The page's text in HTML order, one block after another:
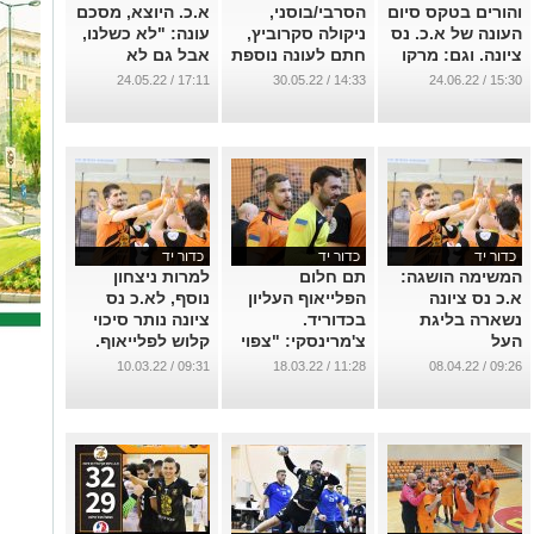
והורים בטקס סיום
העונה של א.כ. נס
ציונה. וגם: מרקו
קאמפר ממונטגרו
ציונה
15:30 / 24.06.22
הסרבי/בוסני,
ניקולה סקרוביץ,
חתם לעונה נוספת
בא.כ. נס ציונה
14:33 / 30.05.22
א.כ. היוצא, מסכם
עונה: "לא כשלנו,
אבל גם לא
הצלחנו..."
17:11 / 24.05.22
כדור יד
המשימה הושגה:
א.כ נס ציונה
נשארה בליגת
העל
...
09:26 / 08.04.22
כדור יד
תם חלום
הפלייאוף העליון
בכדוריד.
צ'מרינסקי: "צפוי
משחק תחתית
...
11:28 / 18.03.22
כדור יד
למרות ניצחון
נוסף, לא.כ נס
ציונה נותר סיכוי
קלוש לפלייאוף.
חייבת לנצח הערב
(20:30) את קרית
...
09:31 / 10.03.22